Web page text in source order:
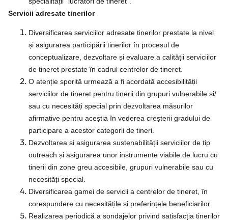
Servicii adresate tinerilor
Diversificarea serviciilor adresate tinerilor prestate la nivel
și asigurarea participării tinerilor în procesul de
conceptualizare, dezvoltare și evaluare a calității serviciilor
de tineret prestate în cadrul centrelor de tineret.
O atenție sporită urmează a fi acordată accesibilității
serviciilor de tineret pentru tinerii din grupuri vulnerabile și/
sau cu necesități special prin dezvoltarea măsurilor
afirmative pentru aceștia în vederea creșterii gradului de
participare a acestor categorii de tineri.
Dezvoltarea și asigurarea sustenabilității serviciilor de tip
outreach și asigurarea unor instrumente viabile de lucru cu
tinerii din zone greu accesibile, grupuri vulnerabile sau cu
necesități special.
Diversificarea gamei de servicii a centrelor de tineret, în
corespundere cu necesitățile și preferințele beneficiarilor.
Realizarea periodică a sondajelor privind satisfacția tinerilor